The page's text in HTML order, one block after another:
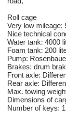
Roll cage
Very low mileage:
Nice technical
Water tank: 4000
Foam tank: 200
Pump:
Brakes: drum
Front axle:
Rear axle:
Max. towing
Dimensions of
Number of keys: 1